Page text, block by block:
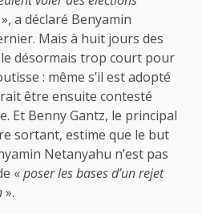
», a déclaré Benyamin
Mais à huit jours des
désormais trop court pour
: même s’il est adopté
être ensuite contesté
Et Benny Gantz, le principal
sortant, estime que le but
Netanyahu n’est pas
«poser les bases d’un rejet
».